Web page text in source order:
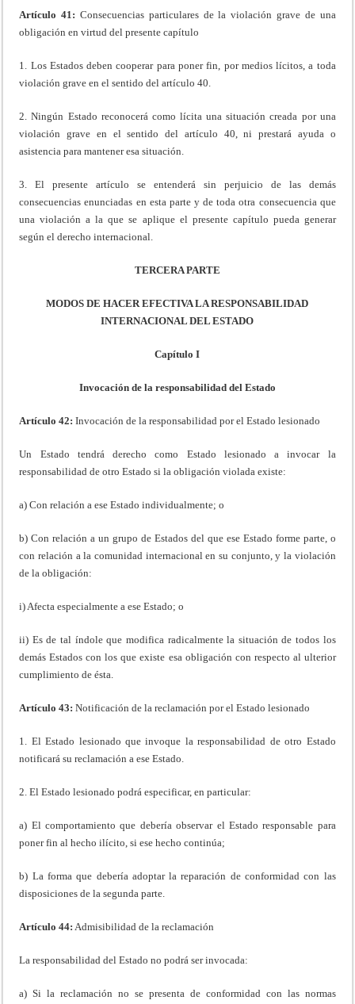
Artículo 41: Consecuencias particulares de la violación grave de una
obligación en virtud del presente capítulo
1. Los Estados deben cooperar para poner fin, por medios lícitos, a toda
violación grave en el sentido del artículo 40.
2. Ningún Estado reconocerá como lícita una situación creada por una
violación grave en el sentido del artículo 40, ni prestará ayuda o
asistencia para mantener esa situación.
3. El presente artículo se entenderá sin perjuicio de las demás
consecuencias enunciadas en esta parte y de toda otra consecuencia que
una violación a la que se aplique el presente capítulo pueda generar
según el derecho internacional.
TERCERA PARTE
MODOS DE HACER EFECTIVA LA RESPONSABILIDAD
INTERNACIONAL DEL ESTADO
Capítulo I
Invocación de la responsabilidad del Estado
Artículo 42: Invocación de la responsabilidad por el Estado lesionado
Un Estado tendrá derecho como Estado lesionado a invocar la
responsabilidad de otro Estado si la obligación violada existe:
a) Con relación a ese Estado individualmente; o
b) Con relación a un grupo de Estados del que ese Estado forme parte, o
con relación a la comunidad internacional en su conjunto, y la violación
de la obligación:
i) Afecta especialmente a ese Estado; o
ii) Es de tal índole que modifica radicalmente la situación de todos los
demás Estados con los que existe esa obligación con respecto al ulterior
cumplimiento de ésta.
Artículo 43: Notificación de la reclamación por el Estado lesionado
1. El Estado lesionado que invoque la responsabilidad de otro Estado
notificará su reclamación a ese Estado.
2. El Estado lesionado podrá especificar, en particular:
a) El comportamiento que debería observar el Estado responsable para
poner fin al hecho ilícito, si ese hecho continúa;
b) La forma que debería adoptar la reparación de conformidad con las
disposiciones de la segunda parte.
Artículo 44: Admisibilidad de la reclamación
La responsabilidad del Estado no podrá ser invocada:
a) Si la reclamación no se presenta de conformidad con las normas